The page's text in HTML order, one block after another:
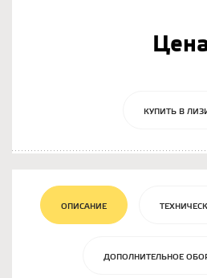
КУПИТЬ В
ОПИСАНИЕ
ДОПОЛНИТЕЛЬНОЕ